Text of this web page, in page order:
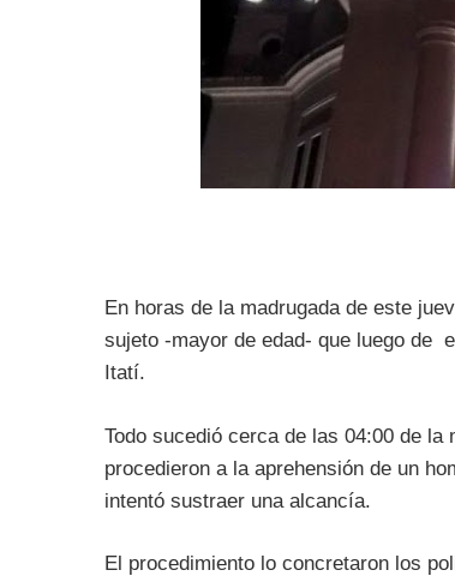
En horas de la madrugada de este
sujeto -mayor de edad- que luego de
Itatí.
Todo sucedió cerca de las 04:00 de
procedieron a la aprehensión de un
intentó sustraer una alcancía.
El procedimiento lo concretaron los